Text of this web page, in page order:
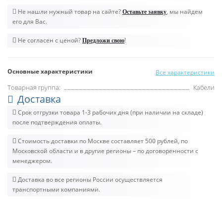
Не нашли нужный товар на сайте? Оставьте заявку, мы найдем
его для Вас.
Не согласен с ценой? Предложи свою!
Основные характеристики Все характеристики
Товарная группа: Кабели
Доставка
Срок отгрузки товара 1-3 рабочих дня (при наличии на складе)
после подтверждения оплаты.
Стоимость доставки по Москве составляет 500 рублей, по
Московской области и в другие регионы – по договоренности с
менеджером.
Доставка во все регионы России осуществляется
транспортными компаниями.